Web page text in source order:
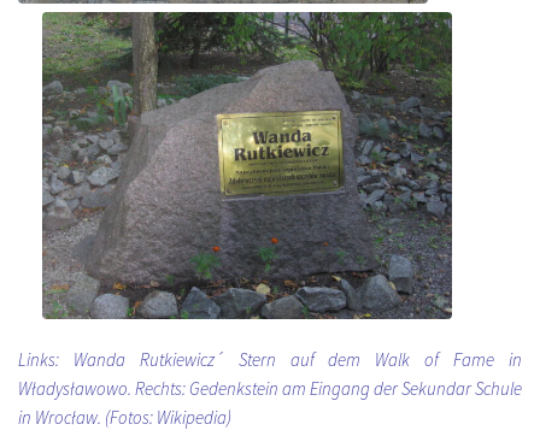
Links: Wanda Rutkiewicz´ Stern auf dem Walk of Fame in
Władysławowo. Rechts: Gedenkstein am Eingang der Sekundar Schule
in Wrocław. (Fotos: Wikipedia)